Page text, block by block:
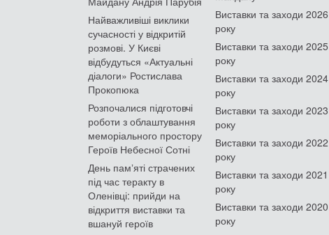
Найважливіші виклики
сучасності у відкритій
розмові. У Києві
відбудуться «Актуальні
діалоги» Ростислава
Прокопюка
Розпочалися підготовчі
роботи з облаштування
меморіального простору
Героїв Небесної Сотні
День памʼяті страчених
під час теракту в
Оленівці: прийди на
відкриття виставки та
вшануй героїв
Виставки та заходи 2026
року
Виставки та заходи 2025
року
Виставки та заходи 2024
року
Виставки та заходи 2023
року
Виставки та заходи 2022
року
Виставки та заходи 2021
року
Виставки та заходи 2020
року